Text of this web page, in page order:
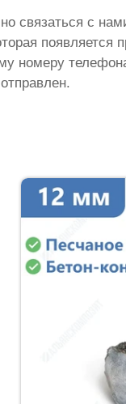
связаться с
появляется
номеру